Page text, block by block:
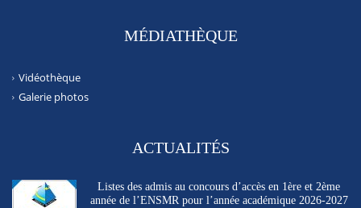
MÉDIATHÈQUE
Vidéothèque
Galerie photos
ACTUALITÉS
Listes des admis au concours d’accès en 1ère et 2ème
année de l’ENSMR pour l’année académique 2026-2027